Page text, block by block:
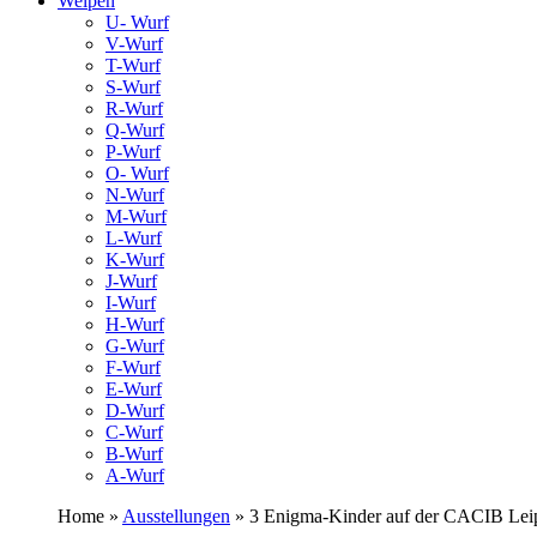
U- Wurf
V-Wurf
T-Wurf
S-Wurf
R-Wurf
Q-Wurf
P-Wurf
O- Wurf
N-Wurf
M-Wurf
L-Wurf
K-Wurf
J-Wurf
I-Wurf
H-Wurf
G-Wurf
F-Wurf
E-Wurf
D-Wurf
C-Wurf
B-Wurf
A-Wurf
Home » Ausstellungen » 3 Enigma-Kinder auf der CACIB